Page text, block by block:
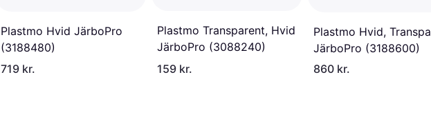
Plastmo Hvid JärboPro
(3188480)
719 kr.
Plastmo Transparent, Hvid
JärboPro (3088240)
159 kr.
Plastmo Hvid,
JärboPro (3188600)
860 kr.